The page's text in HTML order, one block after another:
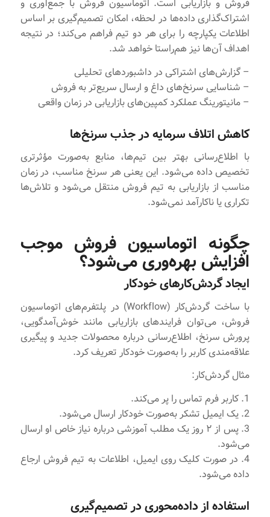
فروش و بازاریابی است. اتوماسیون فروش با جمع‌آوری و
اشتراک‌گذاری داده‌ها در لحظه، امکان تصمیم‌گیری بر اساس
اطلاعات یکپارچه را برای هر دو تیم فراهم می‌کند؛ در نتیجه
اهداف آن‌ها نیز هم‌راستا خواهد شد.
– گزارش‌های اشتراکی در داشبوردهای تحلیلی
– شناسایی سرنخ‌های داغ و ارسال سریع‌تر به فروش
– مانیتورینگ عملکرد کمپین‌های بازاریابی در زمان واقعی
کاهش اتلاف سرمایه در جذب سرنخ‌ها
با اطلاع‌رسانی بهتر بین تیم‌ها، منابع به‌صورت مؤثرتری
تخصیص داده می‌شود. این یعنی هر سرنخ مناسب، در زمان
مناسب از بازاریابی به تیم فروش منتقل می‌شود و تلاش‌ها
تکراری یا ناکارآمد نمی‌شود.
چگونه اتوماسیون فروش موجب
افزایش بهره‌وری می‌شود؟
ایجاد گردش‌کارهای خودکار
با ساخت گردش‌کار (Workflow) در پلتفرم‌های اتوماسیون
فروش، می‌توان فرایندهای بازاریابی مانند خوش‌آمدگویی،
پرورش سرنخ، اطلاع‌رسانی درباره محصولات جدید و پیگیری
علاقه‌مندی کاربر را به‌صورت خودکار تعریف کرد.
مثال گردش‌کار:
1. کاربر فرم تماس را پر می‌کند.
2. یک ایمیل تشکر به‌صورت خودکار ارسال می‌شود.
3. پس از ۲ روز یک مطلب آموزشی درباره نیاز خاص او ارسال
می‌شود.
4. در صورت کلیک روی ایمیل، اطلاعات به تیم فروش ارجاع
داده می‌شود.
استفاده از داده‌محوری در تصمیم‌گیری